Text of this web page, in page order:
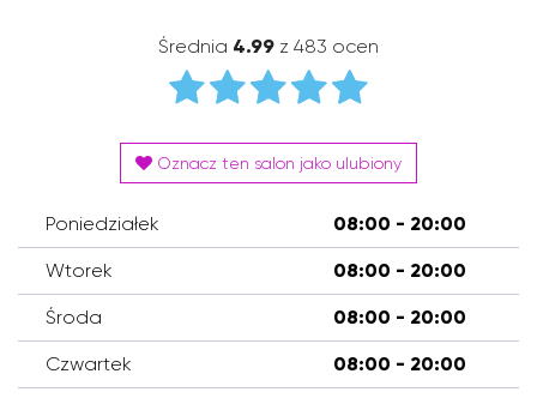
Średnia 4.99 z 483 ocen
Oznacz ten salon jako ulubiony
Poniedziałek 08:00 - 20:00
Wtorek 08:00 - 20:00
Środa 08:00 - 20:00
Czwartek 08:00 - 20:00